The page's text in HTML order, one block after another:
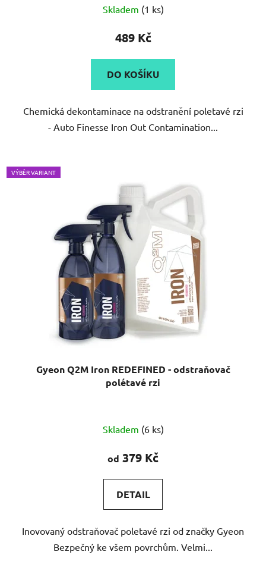
hodnocení
produktu
4,5
z
hvězdiček.
Skladem (1 ks)
489 Kč
DO KOŠÍKU
Chemická dekontaminace na odstranění poletavé rzi
- Auto Finesse Iron Out Contamination...
VÝBĚR VARIANT
Gyeon Q2M Iron REDEFINED - odstraňovač
polétavé rzi
hodnocení
produktu
5,0
z
hvězdiček.
Skladem (6 ks)
od 379 Kč
DETAIL
Inovovaný odstraňovač poletavé rzi od značky Gyeon
Bezpečný ke všem povrchům. Velmi...